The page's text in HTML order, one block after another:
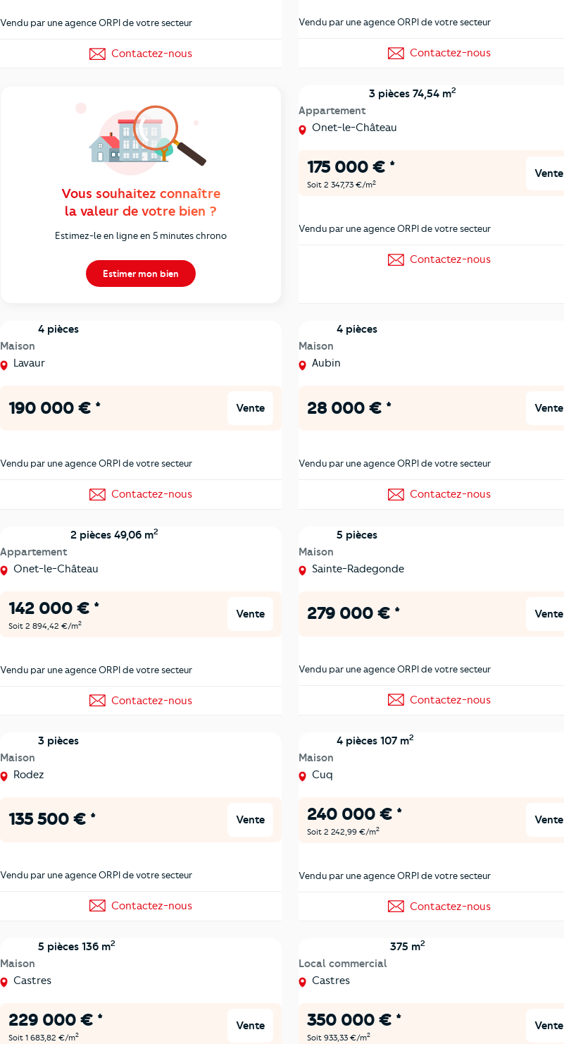
Vendu par une agence ORPI de votre secteur
Contactez-nous
Vendu par une agence ORPI de votre secteur
Contactez-nous
Vous souhaitez connaître
la valeur de votre bien ?
Estimez-le en ligne en 5 minutes chrono
Estimer mon bien
Appartement
3 pièces 74,54 m2
Onet-le-Château
175 000 € *
Soit 2 347,73 €/m2
Vente
Vendu par une agence ORPI de votre secteur
Contactez-nous
Maison
4 pièces
Lavaur
190 000 € * Vente
Vendu par une agence ORPI de votre secteur
Contactez-nous
Maison
4 pièces
Aubin
28 000 € * Vente
Vendu par une agence ORPI de votre secteur
Contactez-nous
Appartement
2 pièces 49,06 m2
Onet-le-Château
142 000 € *
Soit 2 894,42 €/m2
Vente
Vendu par une agence ORPI de votre secteur
Contactez-nous
Maison
5 pièces
Sainte-Radegonde
279 000 € * Vente
Vendu par une agence ORPI de votre secteur
Contactez-nous
Maison
3 pièces
Rodez
135 500 € * Vente
Vendu par une agence ORPI de votre secteur
Contactez-nous
Maison
4 pièces 107 m2
Cuq
240 000 € *
Soit 2 242,99 €/m2
Vente
Vendu par une agence ORPI de votre secteur
Contactez-nous
Maison
5 pièces 136 m2
Castres
229 000 € *
Soit 1 683,82 €/m2
Vente
Local commercial
375 m2
Castres
350 000 € *
Soit 933,33 €/m2
Vente